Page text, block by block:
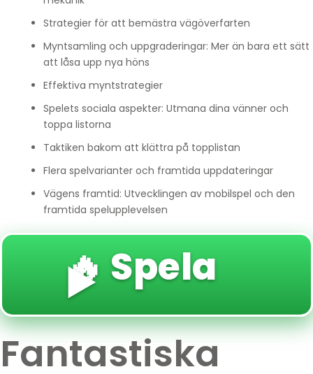
Strategier för att bemästra vägöverfarten
Myntsamling och uppgraderingar: Mer än bara ett sätt
att låsa upp nya höns
Effektiva myntstrategier
Spelets sociala aspekter: Utmana dina vänner och
toppa listorna
Taktiken bakom att klättra på topplistan
Flera spelvarianter och framtida uppdateringar
Vägens framtid: Utvecklingen av mobilspel och den
framtida spelupplevelsen
🔥 Spela
▶️
Fantastiska